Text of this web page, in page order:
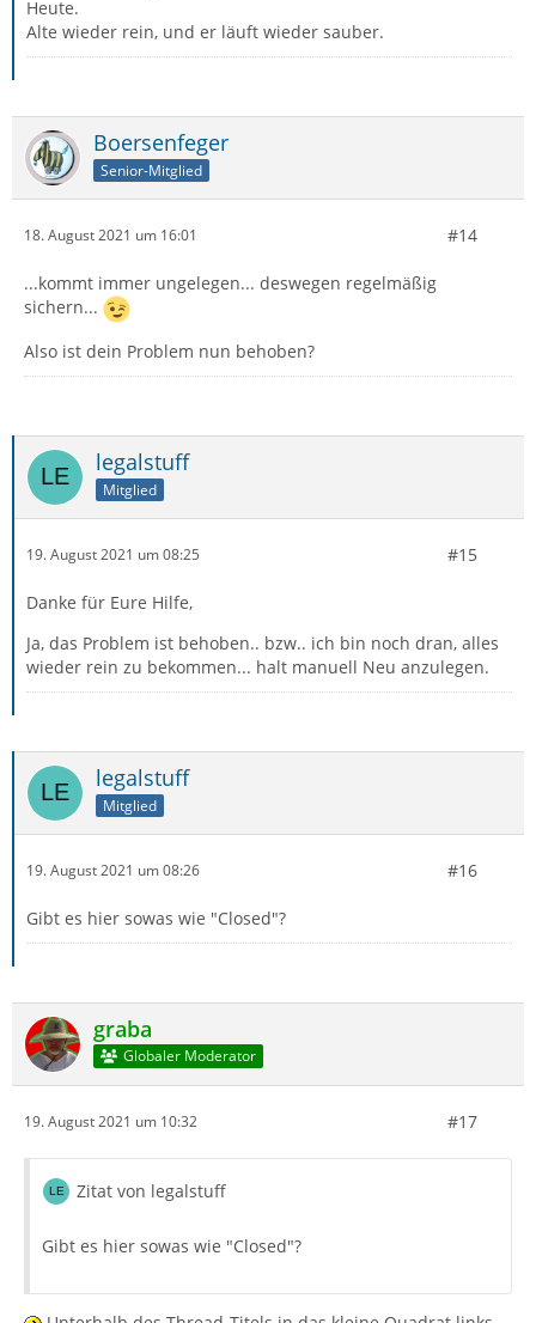
Heute.
Alte wieder rein, und er läuft wieder sauber.
Boersenfeger
Senior-Mitglied
18. August 2021 um 16:01 #14
...kommt immer ungelegen... deswegen regelmäßig
sichern...
Also ist dein Problem nun behoben?
legalstuff
Mitglied
19. August 2021 um 08:25 #15
Danke für Eure Hilfe,
Ja, das Problem ist behoben.. bzw.. ich bin noch dran, alles
wieder rein zu bekommen... halt manuell Neu anzulegen.
legalstuff
Mitglied
19. August 2021 um 08:26 #16
Gibt es hier sowas wie "Closed"?
graba
Globaler Moderator
19. August 2021 um 10:32 #17
Zitat von legalstuff
Gibt es hier sowas wie "Closed"?